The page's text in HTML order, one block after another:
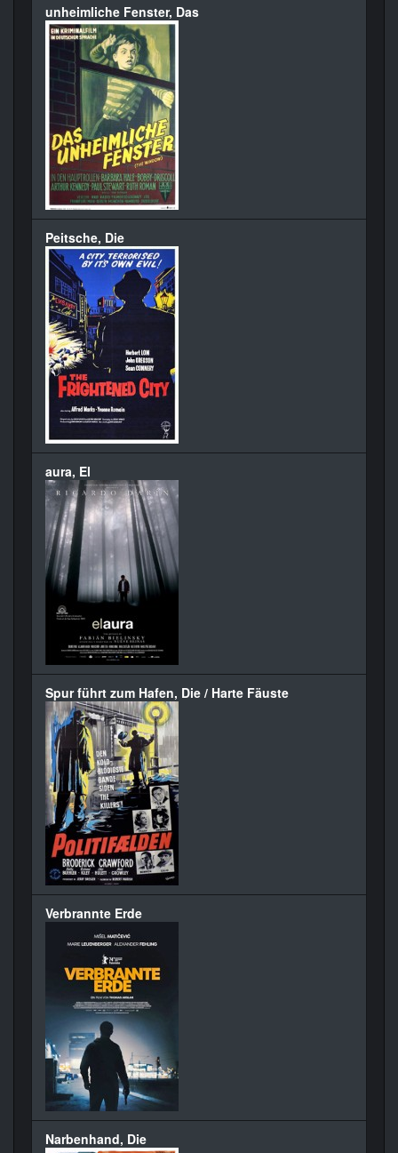
unheimliche Fenster, Das
Peitsche, Die
aura, El
Spur führt zum Hafen, Die / Harte Fäuste
Verbrannte Erde
Narbenhand, Die